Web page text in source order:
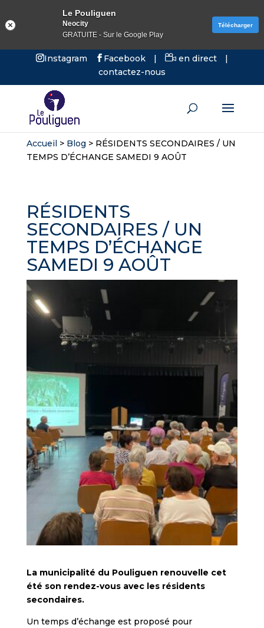
Instagram Facebook | en direct
|
contactez-nous
Accueil> Blog > RÉSIDENTS SECONDAIRES / UN
TEMPS D’ÉCHANGE SAMEDI 9 AOÛT
RÉSIDENTS
SECONDAIRES / UN
TEMPS D’ÉCHANGE
SAMEDI 9 AOÛT
La municipalité du Pouliguen renouvelle cet
été son rendez-vous avec les résidents
secondaires.
Un temps d’échange est proposé pour
Le Pouliguen
Neocity
GRATUITE - Sur le Google Play
Télécharger